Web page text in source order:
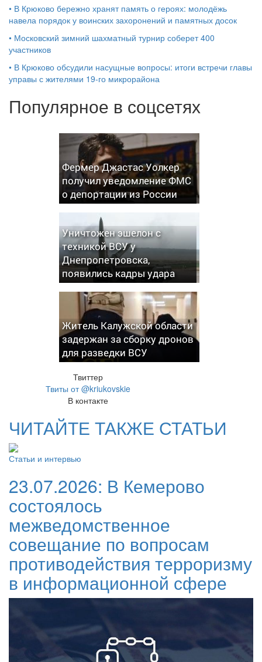
• В Крюково бережно хранят память о героях: молодёжь
навела порядок у воинских захоронений и памятных досок
• Московский зимний шахматный турнир соберет 400
участников
• В Крюково обсудили насущные вопросы: итоги встречи главы
управы с жителями 19‑го микрорайона
Популярное в соцсетях
Фермер Джастас Уолкер
получил уведомление ФМС
о депортации из России
Уничтожен эшелон с
техникой ВСУ у
Днепропетровска,
появились кадры удара
Житель Калужской области
задержан за сборку дронов
для разведки ВСУ
Твиттер
Твиты от @kriukovskie
В контакте
ЧИТАЙТЕ ТАКЖЕ СТАТЬИ
Статьи и интервью
23.07.2026: В Кемерово
состоялось
межведомственное
совещание по вопросам
противодействия терроризму
в информационной сфере